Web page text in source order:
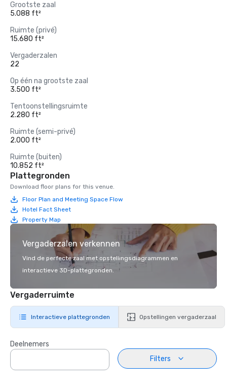
Grootste zaal
5.088 ft²
Ruimte (privé)
15.680 ft²
Vergaderzalen
22
Op één na grootste zaal
3.500 ft²
Tentoonstellingsruimte
2.280 ft²
Ruimte (semi-privé)
2.000 ft²
Ruimte (buiten)
10.852 ft²
Plattegronden
Download floor plans for this venue.
Floor Plan and Meeting Space Flow
Hotel Fact Sheet
Property Map
Vergaderzalen verkennen
Vind de perfecte zaal met opstellingsdiagrammen en
interactieve 3D-plattegronden.
Vergaderruimte
Interactieve plattegronden Opstellingen vergaderzaal
Deelnemers
Filters